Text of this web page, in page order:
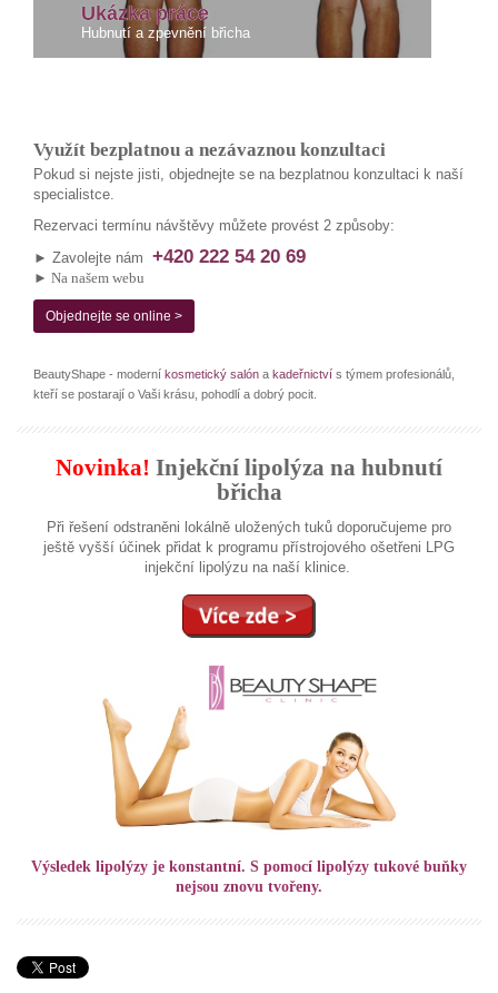
Ukázka práce
Hubnutí a zpevnění břicha
Využít bezplatnou a nezávaznou konzultaci
Pokud si nejste jisti, objednejte se na bezplatnou konzultaci k naší
specialistce.
Rezervaci termínu návštěvy můžete provést 2 způsoby:
► Zavolejte nám +420 222 54 20 69
► Na našem webu
Objednejte se online >
BeautyShape - moderní kosmetický salón a kadeřnictví s týmem profesionálů,
kteří se postarají o Vaši krásu, pohodlí a dobrý pocit.
Novinka! Injekční lipolýza na hubnutí
břicha
Při řešení odstraněni lokálně uložených tuků doporučujeme pro
ještě vyšší účinek přidat k programu přístrojového ošetřeni LPG
injekční lipolýzu na naší klinice.
Výsledek lipolýzy je konstantní. S pomocí lipolýzy tukové buňky
nejsou znovu tvořeny.